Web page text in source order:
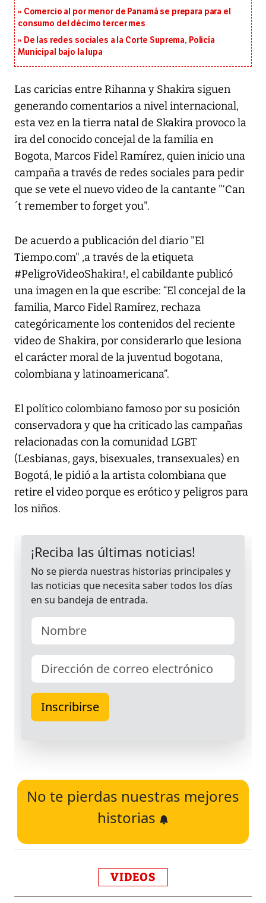
Comercio al por menor de Panamá se prepara para el
consumo del décimo tercer mes
De las redes sociales a la Corte Suprema, Policía
Municipal bajo la lupa
Las caricias entre Rihanna y Shakira siguen
generando comentarios a nivel internacional,
esta vez en la tierra natal de Skakira provoco la
ira del conocido concejal de la familia en
Bogota, Marcos Fidel Ramírez, quien inicio una
campaña a través de redes sociales para pedir
que se vete el nuevo video de la cantante "‘Can
´t remember to forget you".
De acuerdo a publicación del diario "El
Tiempo.com" ,a través de la etiqueta
#PeligroVideoShakira!, el cabildante publicó
una imagen en la que escribe: “El concejal de la
familia, Marco Fidel Ramírez, rechaza
categóricamente los contenidos del reciente
video de Shakira, por considerarlo que lesiona
el carácter moral de la juventud bogotana,
colombiana y latinoamericana”.
El político colombiano famoso por su posición
conservadora y que ha criticado las campañas
relacionadas con la comunidad LGBT
(Lesbianas, gays, bisexuales, transexuales) en
Bogotá, le pidió a la artista colombiana que
retire el video porque es erótico y peligros para
los niños.
No te pierdas nuestras mejores
historias
VIDEOS